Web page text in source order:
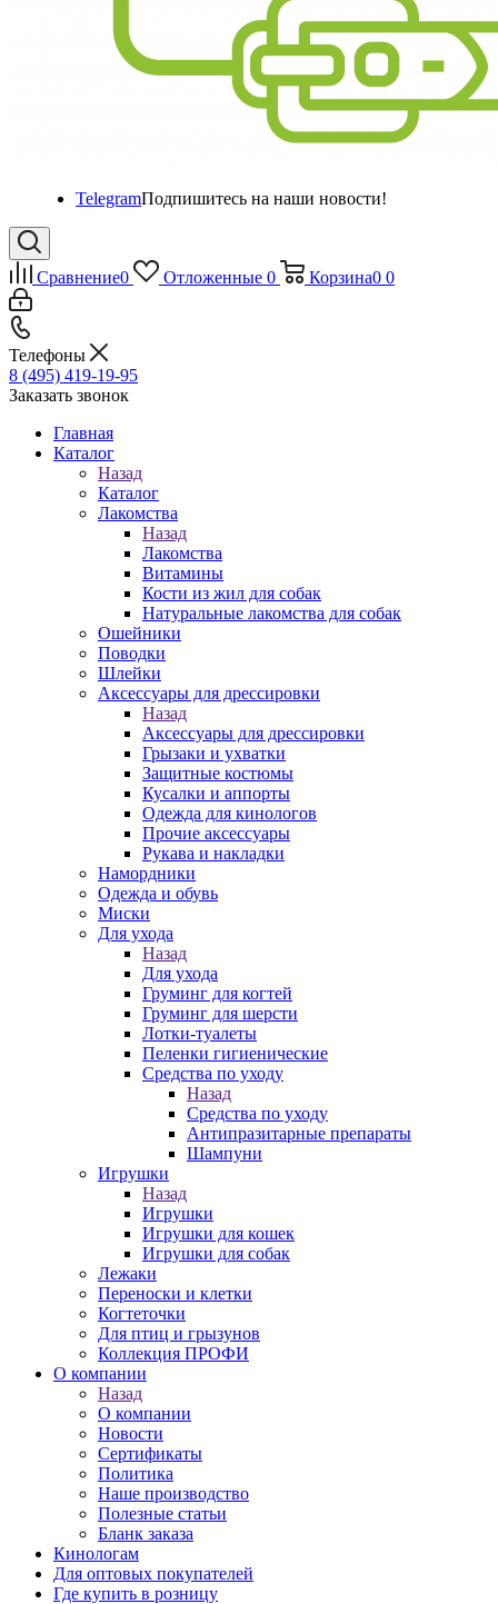
TelegramПодпишитесь на наши новости!
Сравнение0 Отложенные 0 Корзина0 0
Телефоны
8 (495) 419-19-95
Заказать звонок
Главная
Каталог
Назад
Каталог
Лакомства
Назад
Лакомства
Витамины
Кости из жил для собак
Натуральные лакомства для собак
Ошейники
Поводки
Шлейки
Аксессуары для дрессировки
Назад
Аксессуары для дрессировки
Грызаки и ухватки
Защитные костюмы
Кусалки и аппорты
Одежда для кинологов
Прочие аксессуары
Рукава и накладки
Намордники
Одежда и обувь
Миски
Для ухода
Назад
Для ухода
Груминг для когтей
Груминг для шерсти
Лотки-туалеты
Пеленки гигиенические
Средства по уходу
Назад
Средства по уходу
Антипразитарные препараты
Шампуни
Игрушки
Назад
Игрушки
Игрушки для кошек
Игрушки для собак
Лежаки
Переноски и клетки
Когтеточки
Для птиц и грызунов
Коллекция ПРОФИ
О компании
Назад
О компании
Новости
Сертификаты
Политика
Наше производство
Полезные статьи
Бланк заказа
Кинологам
Для оптовых покупателей
Где купить в розницу